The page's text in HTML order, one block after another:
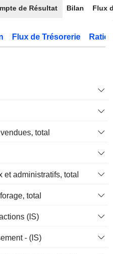
de Résultat Bilan Flux
Flux de Trésorerie
total
et administratifs, total
total
(IS)
- (IS)